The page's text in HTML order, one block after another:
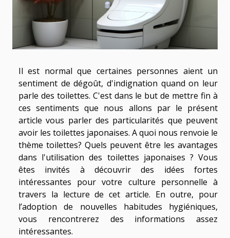
Il est normal que certaines personnes aient un
sentiment de dégoût, d'indignation quand on leur
parle des toilettes. C'est dans le but de mettre fin à
ces sentiments que nous allons par le présent
article vous parler des particularités que peuvent
avoir les toilettes japonaises. A quoi nous renvoie le
thème toilettes? Quels peuvent être les avantages
dans l'utilisation des toilettes japonaises ? Vous
êtes invités à découvrir des idées fortes
intéressantes pour votre culture personnelle à
travers la lecture de cet article. En outre, pour
l’adoption de nouvelles habitudes hygiéniques,
vous rencontrerez des informations assez
intéressantes.